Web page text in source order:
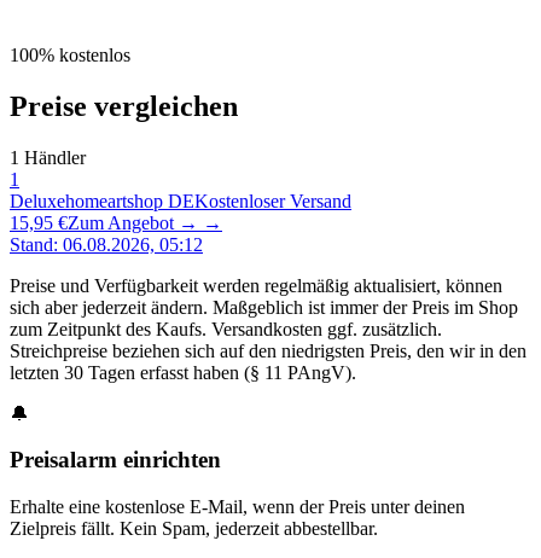
100% kostenlos
Preise vergleichen
1 Händler
1
Deluxehomeartshop DEKostenloser Versand
15,95 €Zum Angebot → →
Stand: 06.08.2026, 05:12
Preise und Verfügbarkeit werden regelmäßig aktualisiert, können
sich aber jederzeit ändern. Maßgeblich ist immer der Preis im Shop
zum Zeitpunkt des Kaufs. Versandkosten ggf. zusätzlich.
Streichpreise beziehen sich auf den niedrigsten Preis, den wir in den
letzten 30 Tagen erfasst haben (§ 11 PAngV).
🔔
Preisalarm einrichten
Erhalte eine kostenlose E-Mail, wenn der Preis unter deinen
Zielpreis fällt. Kein Spam, jederzeit abbestellbar.